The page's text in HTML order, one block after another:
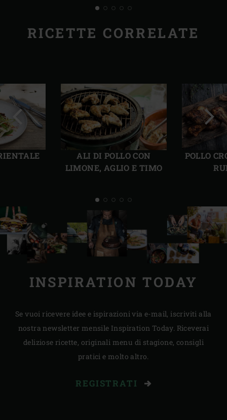
RICETTE CORRELATE
ALI DI POLLO CON
LIMONE, AGLIO E TIMO
POLLO
Precedente
INSPIRATION TODAY
Se vuoi ricevere idee e ispirazioni via e-mail, iscriviti alla
nostra newsletter mensile Inspiration Today. Riceverai
deliziose ricette, originali menu di stagione, consigli
pratici e molto altro.
REGISTRATI